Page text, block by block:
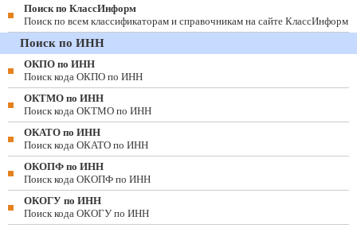
Поиск по КлассИнформ
Поиск по всем классификаторам и справочникам на сайте КлассИнформ
Поиск по ИНН
ОКПО по ИНН
Поиск кода ОКПО по ИНН
ОКТМО по ИНН
Поиск кода ОКТМО по ИНН
ОКАТО по ИНН
Поиск кода ОКАТО по ИНН
ОКОПФ по ИНН
Поиск кода ОКОПФ по ИНН
ОКОГУ по ИНН
Поиск кода ОКОГУ по ИНН